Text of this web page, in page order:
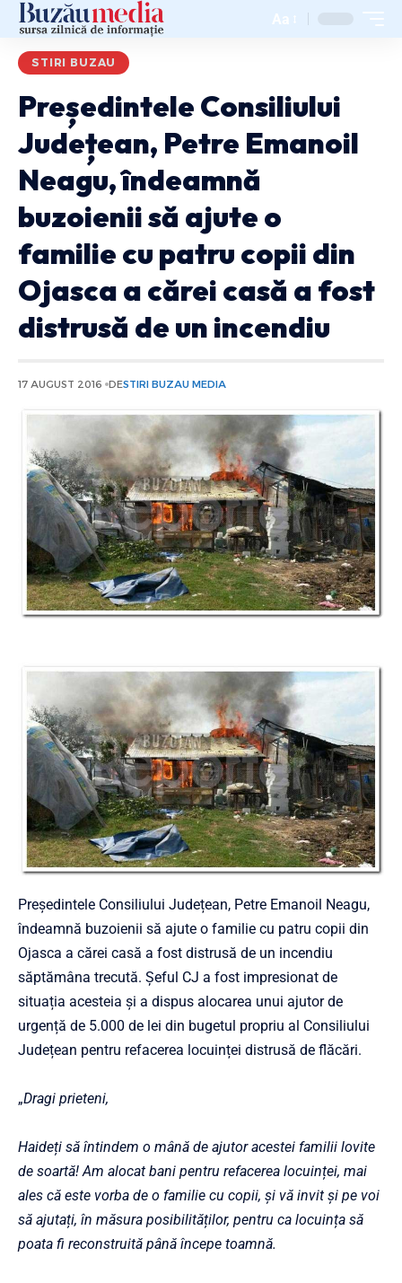
Aa
STIRI BUZAU
Președintele Consiliului
Județean, Petre Emanoil
Neagu, îndeamnă
buzoienii să ajute o
familie cu patru copii din
Ojasca a cărei casă a fost
distrusă de un incendiu
17 AUGUST 2016 DESTIRI BUZAU MEDIA
Președintele Consiliului Județean, Petre Emanoil Neagu,
îndeamnă buzoienii să ajute o familie cu patru copii din
Ojasca a cărei casă a fost distrusă de un incendiu
săptămâna trecută. Șeful CJ a fost impresionat de
situația acesteia și a dispus alocarea unui ajutor de
urgență de 5.000 de lei din bugetul propriu al Consiliului
Județean pentru refacerea locuinței distrusă de flăcări.
„Dragi prieteni,
Haideți să întindem o mână de ajutor acestei familii lovite
de soartă! Am alocat bani pentru refacerea locuinței, mai
ales că este vorba de o familie cu copii, și vă invit și pe voi
să ajutați, în măsura posibilităților, pentru ca locuința să
poata fi reconstruită până începe toamnă.